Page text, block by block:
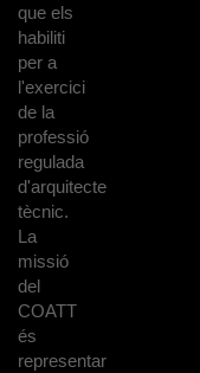
que els
habiliti
per a
l'exercici
de la
professió
regulada
d'arquitecte
tècnic.
La
missió
del
COATT
és
representar